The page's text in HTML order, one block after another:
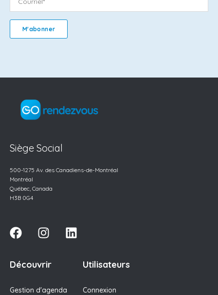
Siège Social
500-1275 Av. des Canadiens-de-Montréal
Montréal
Québec, Canada
H3B 0G4
Découvrir
Gestion d'agenda
Utilisateurs
Connexion